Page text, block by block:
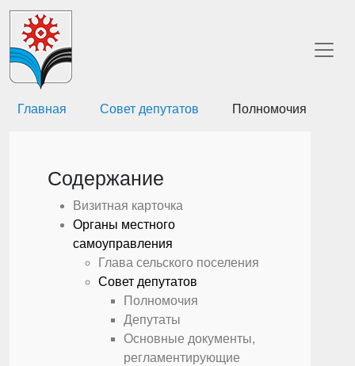
Главная Совет депутатов Полномочия
Содержание
Визитная карточка
Органы местного
самоуправления
Глава сельского поселения
Совет депутатов
Полномочия
Депутаты
Основные документы,
регламентирующие